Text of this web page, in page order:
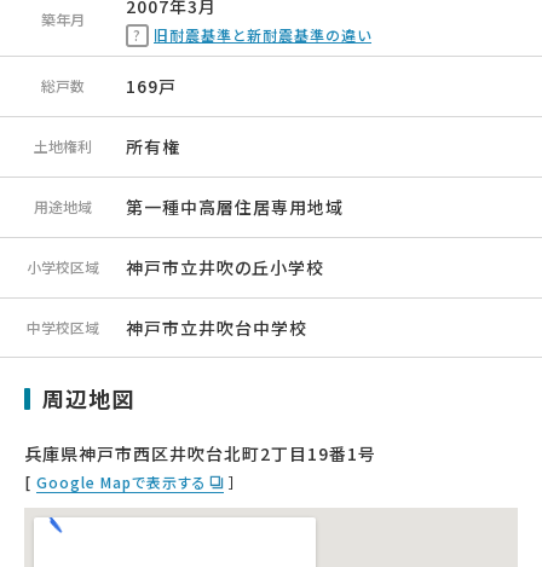
築年月
2007年3月
旧耐震基準と新耐震基準の違い
総戸数 169戸
土地権利 所有権
用途地域 第一種中高層住居専用地域
小学校区域 神戸市立井吹の丘小学校
中学校区域 神戸市立井吹台中学校
周辺地図
兵庫県神戸市西区井吹台北町2丁目19番1号
[ Google Mapで表示する ］